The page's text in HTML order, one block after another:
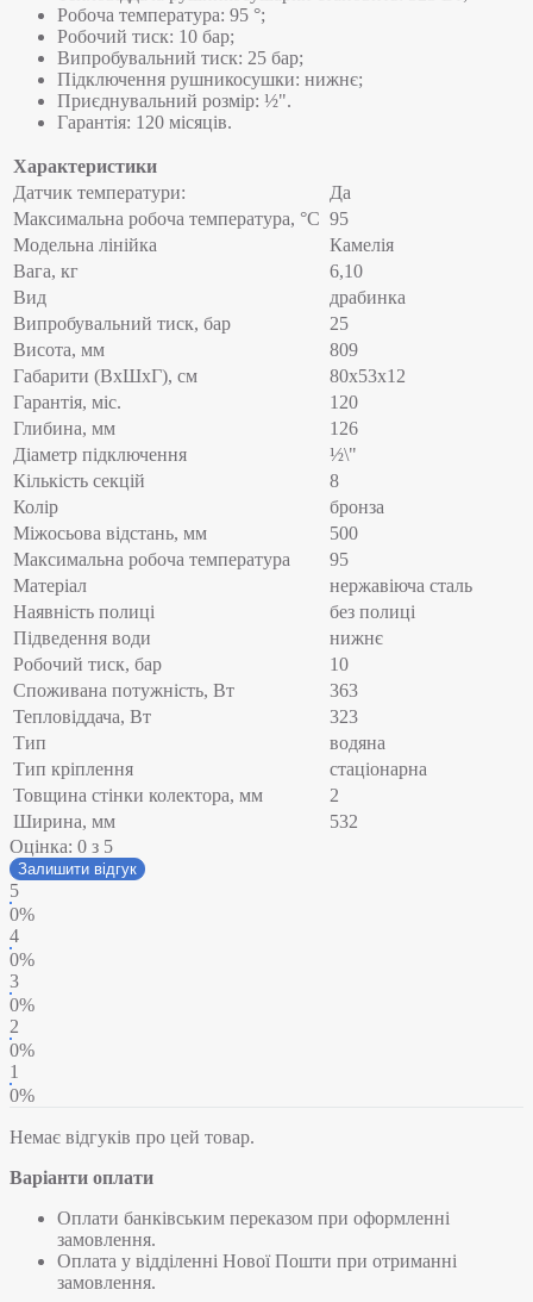
Робоча температура: 95 °;
Робочий тиск: 10 бар;
Випробувальний тиск: 25 бар;
Підключення рушникосушки: нижнє;
Приєднувальний розмір: ½".
Гарантія: 120 місяців.
Характеристики
Датчик температури:
Да
Максимальна робоча температура, °C 95
Модельна лінійка
Камелія
Вага, кг
6,10
Вид
драбинка
Випробувальний тиск, бар
25
Висота, мм
809
Габарити (ВхШхГ), см
80x53x12
Гарантія, міс.
120
Глибина, мм
126
Діаметр підключення
½\"
Кількість секцій
8
Колір
бронза
Міжосьова відстань, мм
500
Максимальна робоча температура
95
Матеріал
нержавіюча сталь
Наявність полиці
без полиці
Підведення води
нижнє
Робочий тиск, бар
10
Споживана потужність, Вт
363
Тепловіддача, Вт
323
Тип
водяна
Тип кріплення
стаціонарна
Товщина стінки колектора, мм
2
Ширина, мм
532
Оцінка: 0 з 5
Залишити відгук
5
0%
4
0%
3
0%
2
0%
1
0%
Немає відгуків про цей товар.
Варіанти оплати
Оплати банківським переказом при оформленні
замовлення.
Оплата у відділенні Нової Пошти при отриманні
замовлення.